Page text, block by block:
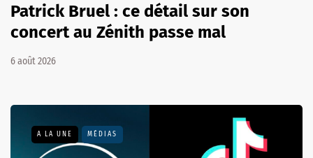
Patrick Bruel : ce détail sur son
concert au Zénith passe mal
6 août 2026
A LA UNE MÉDIAS